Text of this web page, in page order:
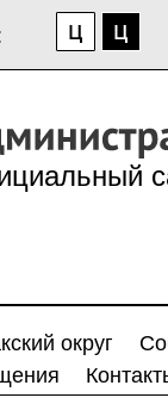
округ